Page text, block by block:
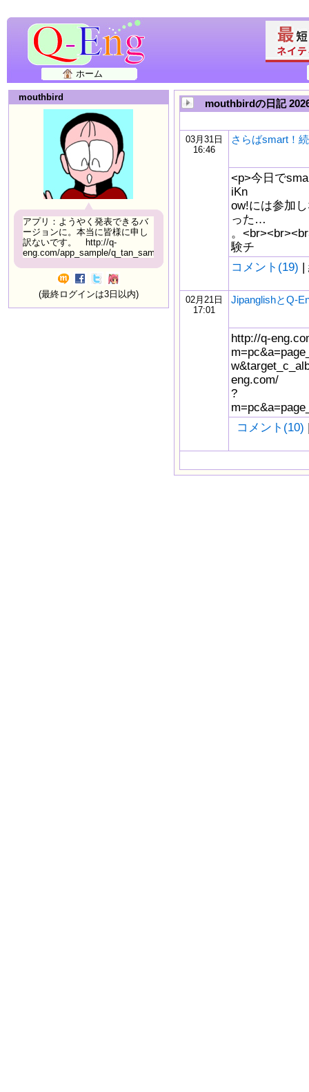
ホーム
mouthbird
アプリ：ようやく発表できるバ
ージョンに。本当に皆様に申し
訳ないです。 http://q-
eng.com/app_sample/q_tan_sample06.html
(最終ログインは3日以内)
mouthbirdの日記
03月31日
16:46
さらばsmart！
<p>今日で
iKn
ow!には参加
った…
。
験チ
コメント(19) |
02月21日
17:01
JipanglishとQ-
http://q-
eng.com/
?
コメント(10)